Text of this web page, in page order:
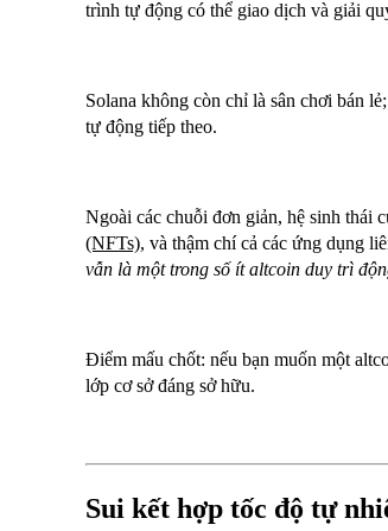
trình tự động có thể giao dịch và giải
Solana không còn chỉ là sân chơi bán
tự động tiếp theo.
Ngoài các chuỗi đơn giản, hệ sinh thái
(NFTs), và thậm chí cả các ứng dụng
vẫn là một trong số ít altcoin duy trì
Điểm mấu chốt: nếu bạn muốn một
lớp cơ sở đáng sở hữu.
Sui kết hợp tốc độ tự